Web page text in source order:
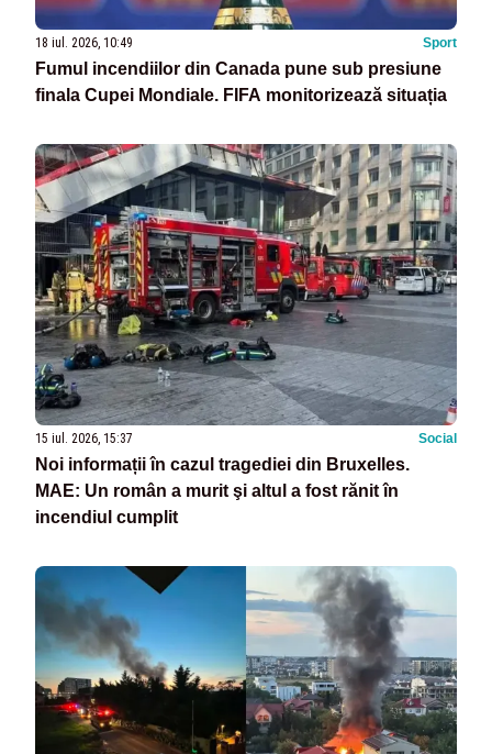
18 iul. 2026, 10:49 Sport
Fumul incendiilor din Canada pune sub presiune
finala Cupei Mondiale. FIFA monitorizează situația
15 iul. 2026, 15:37 Social
Noi informații în cazul tragediei din Bruxelles.
MAE: Un român a murit şi altul a fost rănit în
incendiul cumplit